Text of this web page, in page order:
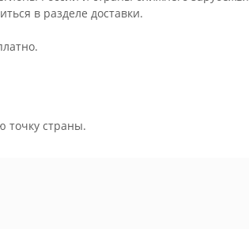
в разделе доставки.
точку страны.